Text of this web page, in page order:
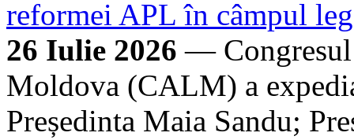
reformei APL în câmpul
26 Iulie 2026 —
Moldova (CALM) a
Președinta Maia Sandu;